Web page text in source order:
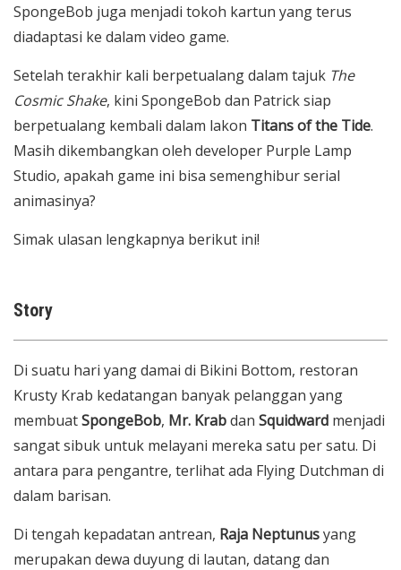
SpongeBob juga menjadi tokoh kartun yang terus
diadaptasi ke dalam video game.
Setelah terakhir kali berpetualang dalam tajuk The
Cosmic Shake, kini SpongeBob dan Patrick siap
berpetualang kembali dalam lakon Titans of the Tide.
Masih dikembangkan oleh developer Purple Lamp
Studio, apakah game ini bisa semenghibur serial
animasinya?
Simak ulasan lengkapnya berikut ini!
Story
Di suatu hari yang damai di Bikini Bottom, restoran
Krusty Krab kedatangan banyak pelanggan yang
membuatSpongeBob, Mr. Krabdan Squidward menjadi
sangat sibuk untuk melayani mereka satu per satu. Di
antara para pengantre, terlihat ada Flying Dutchman di
dalam barisan.
Di tengah kepadatan antrean, Raja Neptunusyang
merupakan dewa duyung di lautan, datang dan